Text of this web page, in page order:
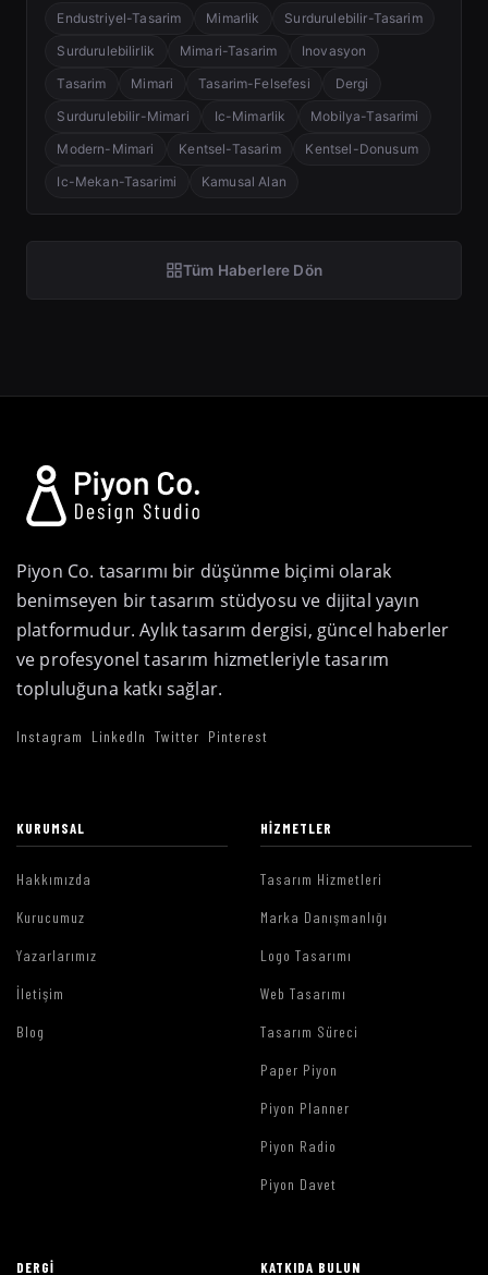
Endustriyel-Tasarim Mimarlik
Surdurulebilir-Tasarim
Surdurulebilirlik
Mimari-Tasarim
Inovasyon
Tasarim
Mimari Tasarim-Felsefesi
Dergi
Surdurulebilir-Mimari
Ic-Mimarlik
Mobilya-Tasarimi
Modern-Mimari
Kentsel-Tasarim
Kentsel-Donusum
Ic-Mekan-Tasarimi
Kamusal Alan
Tüm Haberlere Dön
Piyon Co. tasarımı bir düşünme biçimi olarak
benimseyen bir tasarım stüdyosu ve dijital yayın
platformudur. Aylık tasarım dergisi, güncel haberler
ve profesyonel tasarım hizmetleriyle tasarım
topluluğuna katkı sağlar.
Instagram LinkedIn Twitter Pinterest
KURUMSAL
Hakkımızda
Kurucumuz
Yazarlarımız
İletişim
Blog
HIZMETLER
Tasarım Hizmetleri
Marka Danışmanlığı
Logo Tasarımı
Web Tasarımı
Tasarım Süreci
Paper Piyon
Piyon Planner
Piyon Radio
Piyon Davet
DERGI KATKIDA BULUN